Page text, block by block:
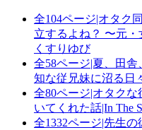
全104ページ|オタク
立するよね？ 〜元
くすりゆび
全58ページ|夏、田
知な従兄妹に沼る日
全80ページ|オタク
いてくれた話|In The
全1332ページ|先生